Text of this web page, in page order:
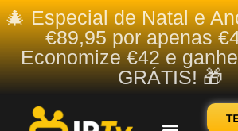
🎄 Especial de Natal e
€89,95 por apenas
Economize €42 e
GRÁTIS! 🎁